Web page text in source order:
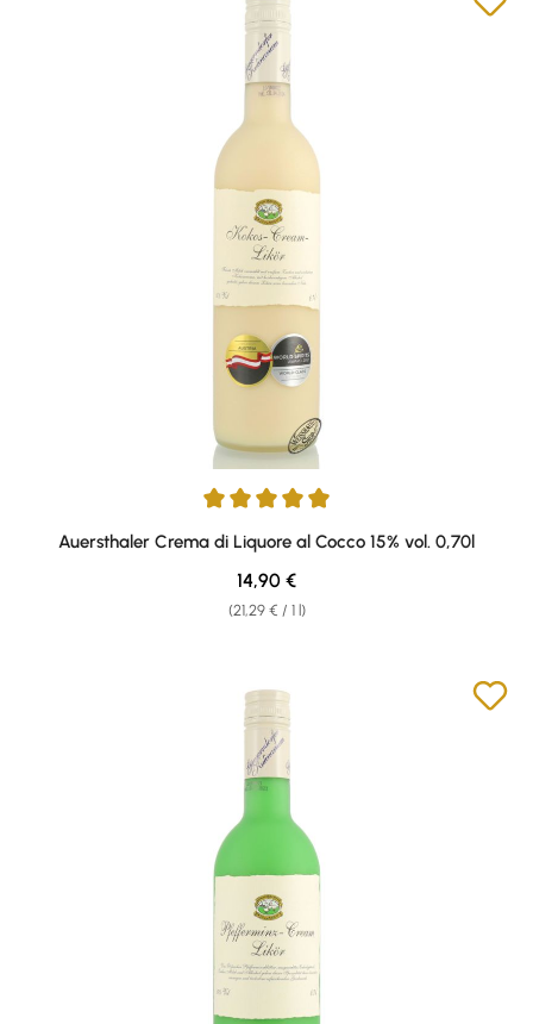
Average rating of 4.91 out of 5 stars
Auersthaler Crema di Liquore al Cocco 15% vol. 0,70l
(21,29 € / 1 l)
Regular price:
14,90 €